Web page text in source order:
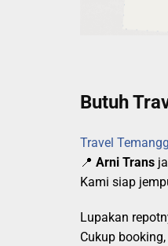
Butuh
Travel
📍 Arni Trans
Kami siap
Lupakan
Cukup